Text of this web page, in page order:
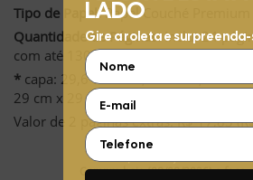
Tipo de Papel:Papel Couché Premium
Quantidade de Páginas:Inclui 24
com até 130 páginas.
* capa: 29,6 cm x 29,6 cm e 0,8 a 2
29 cm x 29 cm
Valor de 2 páginas extras: R$ 17,83
Compre hoje (08/08/2026) e faça